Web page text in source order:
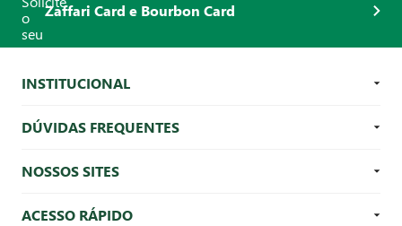
Zaffari Card e Bourbon Card
INSTITUCIONAL
DÚVIDAS FREQUENTES
NOSSOS SITES
ACESSO RÁPIDO